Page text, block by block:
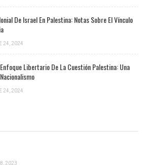
De Israel En Palestina: Notas Sobre El Vínculo
24, 2024
Libertario De La Cuestión Palestina: Una
24, 2024
2023